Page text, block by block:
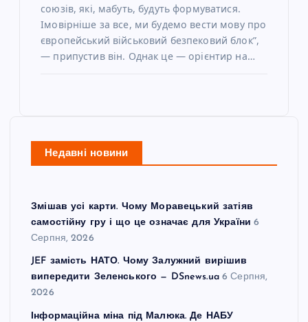
союзів, які, мабуть, будуть формуватися.
Імовірніше за все, ми будемо вести мову про
європейський військовий безпековий блок”,
— припустив він. Однак це — орієнтир на…
Недавні новини
Змішав усі карти. Чому Моравецький затіяв
самостійну гру і що це означає для України 6
Серпня, 2026
JEF замість НАТО. Чому Залужний вирішив
випередити Зеленського — DSnews.ua 6 Серпня,
2026
Інформаційна міна під Малюка. Де НАБУ